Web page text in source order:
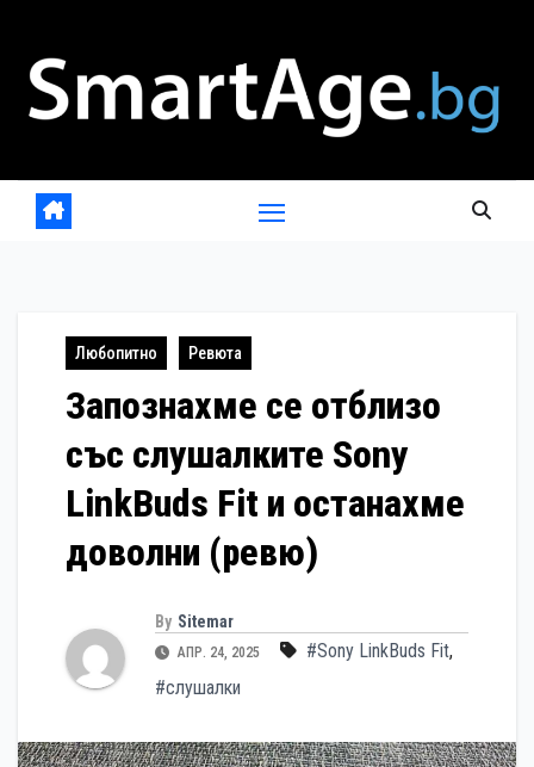
content
Любопитно Ревюта
Запознахме се отблизо
със слушалките Sony
LinkBuds Fit и останахме
доволни (ревю)
By Sitemar
АПР. 24, 2025 #Sony LinkBuds Fit,
#слушалки